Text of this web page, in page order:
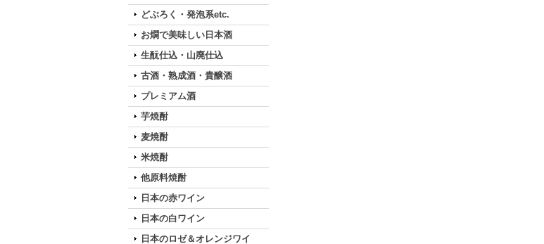
どぶろく・発泡系etc.
お燗で美味しい日本酒
生酛仕込・山廃仕込
古酒・熟成酒・貴醸酒
プレミアム酒
芋焼酎
麦焼酎
米焼酎
他原料焼酎
日本の赤ワイン
日本の白ワイン
日本のロゼ＆オレンジワイ